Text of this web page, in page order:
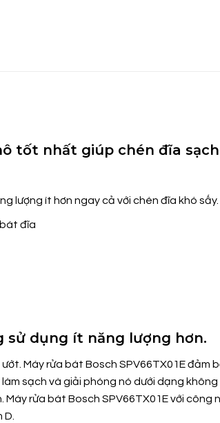
tốt nhất giúp chén đĩa
lượng ít hơn ngay cả với chén đĩa khó sấy.
đĩa
sử dụng ít năng lượng hơn.
Máy rửa bát Bosch SPV66TX01E đảm
sạch và giải phóng nó dưới dạng
rửa bát Bosch SPV66TX01E với
D.